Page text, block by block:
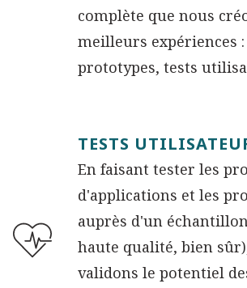
complète que nous
meilleurs expériences
prototypes, tests
TESTS
En faisant tester les
d'applications et les
auprès d'un
haute qualité, bien
validons le potentiel